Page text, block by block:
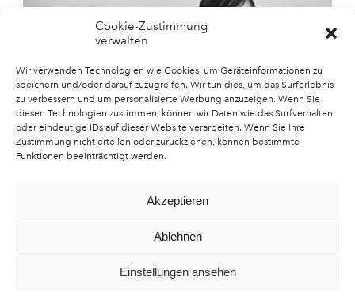
Cookie-Zustimmung
verwalten
Wir verwenden Technologien wie Cookies, um Geräteinformationen zu
speichern und/oder darauf zuzugreifen. Wir tun dies, um das Surferlebnis
zu verbessern und um personalisierte Werbung anzuzeigen. Wenn Sie
diesen Technologien zustimmen, können wir Daten wie das Surfverhalten
oder eindeutige IDs auf dieser Website verarbeiten. Wenn Sie Ihre
Zustimmung nicht erteilen oder zurückziehen, können bestimmte
Funktionen beeinträchtigt werden.
Akzeptieren
Ablehnen
Einstellungen ansehen
Neuheiten